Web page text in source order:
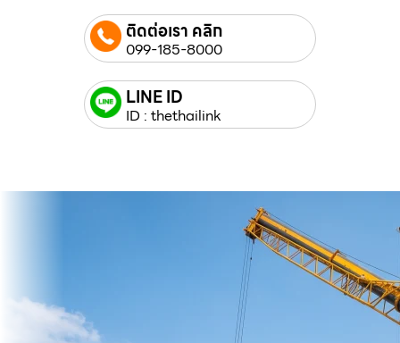
ติดต่อเรา คลิก
099-185-8000
LINE ID
ID : thethailink